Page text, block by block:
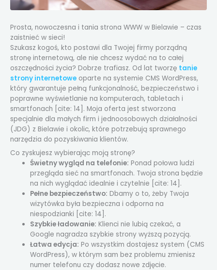
Prosta, nowoczesna i tania strona WWW w Bielawie – czas
zaistnieć w sieci!
Szukasz kogoś, kto postawi dla Twojej firmy porządną
stronę internetową, ale nie chcesz wydać na to całej
oszczędności życia? Dobrze trafiasz. Od lat tworzę tanie
strony internetowe oparte na systemie CMS WordPress,
który gwarantuje pełną funkcjonalność, bezpieczeństwo i
poprawne wyświetlanie na komputerach, tabletach i
smartfonach [cite: 14]. Moja oferta jest stworzona
specjalnie dla małych firm i jednoosobowych działalności
(JDG) z Bielawie i okolic, które potrzebują sprawnego
narzędzia do pozyskiwania klientów.
Co zyskujesz wybierając moją stronę?
Świetny wygląd na telefonie: Ponad połowa ludzi
przegląda sieć na smartfonach. Twoja strona będzie
na nich wyglądać idealnie i czytelnie [cite: 14].
Pełne bezpieczeństwo: Dbamy o to, żeby Twoja
wizytówka była bezpieczna i odporna na
niespodzianki [cite: 14].
Szybkie ładowanie: Klienci nie lubią czekać, a
Google nagradza szybkie strony wyższą pozycją.
Łatwa edycja: Po wszystkim dostajesz system (CMS
WordPress), w którym sam bez problemu zmienisz
numer telefonu czy dodasz nowe zdjęcie.